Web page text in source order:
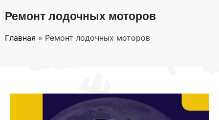
Ремонт лодочных моторов
Главная » Ремонт лодочных моторов